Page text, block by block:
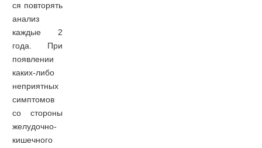
ся повторять
анализ
каждые 2
года. При
появлении
каких-либо
неприятных
симптомов
со стороны
желудочно-
кишечного